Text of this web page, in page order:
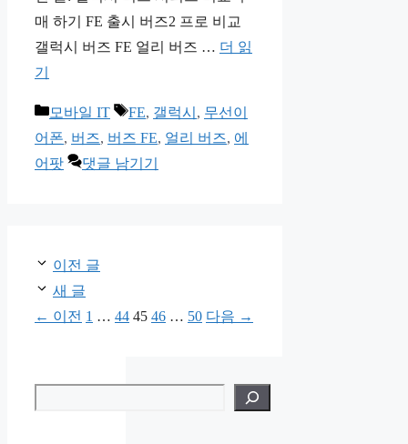
매 하기 FE 출시 버즈2 프로 비교
갤럭시 버즈 FE 얼리 버즈 … 더 읽
기
카
테
고
모바일 IT
태
그
FE, 갤럭시 , 무선이
어폰, 버즈, 버즈 FE, 얼리 버즈, 에
어팟
댓글 남기기
이전 글
새 글
← 이전 페
1 … 페
44 페
45 페
46 … 페
50 다음 →